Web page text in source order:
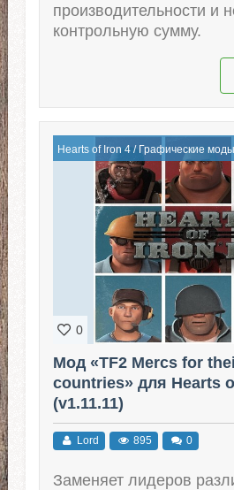
производительности и
контрольную сумму.
Hearts of Iron 4/ Графические моды
0
Мод «TF2 Mercs for
countries» для Hearts
(v1.11.11)
Lord 895 0
Заменяет лидеров